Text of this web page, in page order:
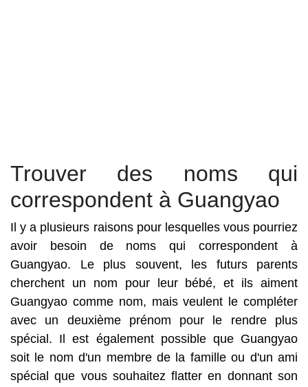
Trouver des noms qui
correspondent à Guangyao
Il y a plusieurs raisons pour lesquelles vous pourriez
avoir besoin de noms qui correspondent à
Guangyao. Le plus souvent, les futurs parents
cherchent un nom pour leur bébé, et ils aiment
Guangyao comme nom, mais veulent le compléter
avec un deuxième prénom pour le rendre plus
spécial. Il est également possible que Guangyao
soit le nom d'un membre de la famille ou d'un ami
spécial que vous souhaitez flatter en donnant son